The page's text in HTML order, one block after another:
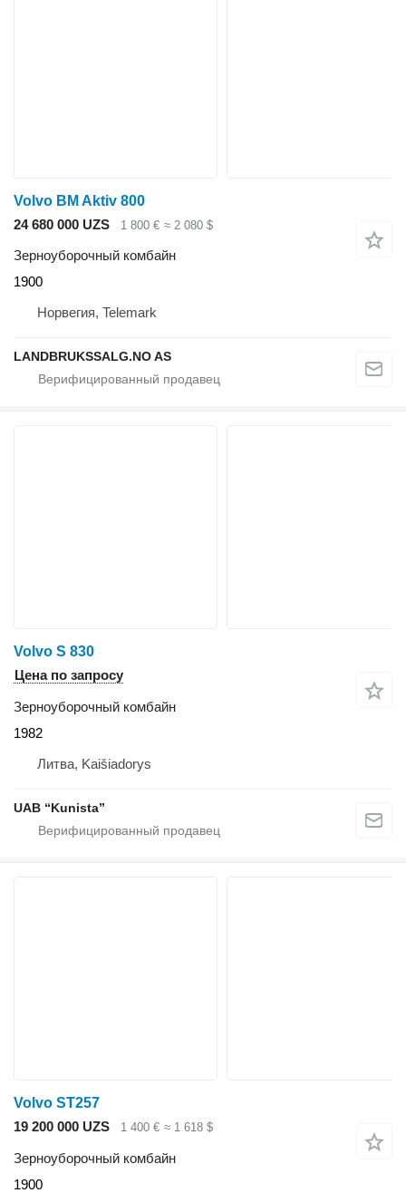
Volvo BM Aktiv 800
24 680 000 UZS
1 800 € ≈ 2 080 $
Зерноуборочный комбайн
1900
Норвегия, Telemark
LANDBRUKSSALG.NO AS
Volvo S 830
Цена по запросу
Зерноуборочный комбайн
1982
Литва, Kaišiadorys
UAB “Kunista”
Volvo ST257
19 200 000 UZS
1 400 € ≈ 1 618 $
Зерноуборочный комбайн
1900